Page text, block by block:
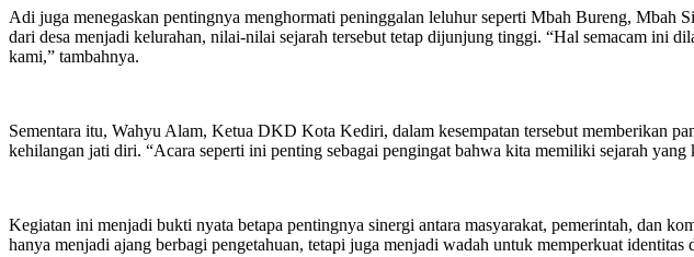
Adi juga menegaskan pentingnya menghormati peninggalan leluhur seperti Mbah Bureng, Mbah
dari desa menjadi kelurahan, nilai-nilai sejarah tersebut tetap dijunjung tinggi. “Hal semacam ini
kami,” tambahnya.
Sementara itu, Wahyu Alam, Ketua DKD Kota Kediri, dalam kesempatan tersebut memberikan
kehilangan jati diri. “Acara seperti ini penting sebagai pengingat bahwa kita memiliki sejarah
Kegiatan ini menjadi bukti nyata betapa pentingnya sinergi antara masyarakat, pemerintah, dan
hanya menjadi ajang berbagi pengetahuan, tetapi juga menjadi wadah untuk memperkuat identitas